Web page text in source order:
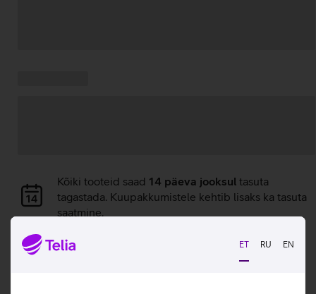
ET RU EN
Andmete
laadimine
Kõiki tooteid saad 14 päeva jooksul tasuta
tagastada. Kuupakkumistele kehtib lisaks ka tasuta
saatmine.
Lisan ostukorvi